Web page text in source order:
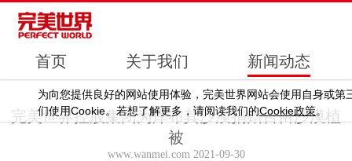
为向您提供良好的网站使用体验，完美世界网站会使用自身或第
们使用Cookie。若想了解更多，请阅读我们的Cookie政策。
首页 关于我们 新闻动态
完美世界控股集团为库布其沙漠捐赠百亩沙漠植
被
www.wanmei.com 2021-09-30